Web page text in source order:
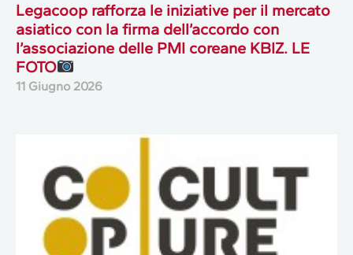
Legacoop rafforza le iniziative per il mercato
asiatico con la firma dell’accordo con
l’associazione delle PMI coreane KBIZ. LE
FOTO
11 Giugno 2026